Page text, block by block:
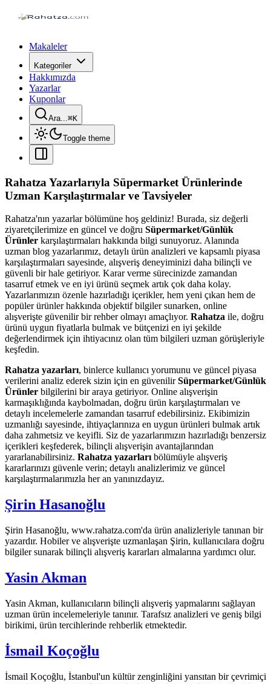
Makaleler
Kategoriler
Hakkımızda
Yazarlar
Kuponlar
Ara...⌘K
Toggle theme
Rahatza Yazarlarıyla Süpermarket Ürünlerinde
Uzman Karşılaştırmalar ve Tavsiyeler
Rahatza'nın yazarlar bölümüne hoş geldiniz! Burada, siz değerli
ziyaretçilerimize en güncel ve doğru Süpermarket/Günlük
Ürünler karşılaştırmaları hakkında bilgi sunuyoruz. Alanında
uzman blog yazarlarımız, detaylı ürün analizleri ve kapsamlı piyasa
karşılaştırmaları sayesinde, alışveriş deneyiminizi daha bilinçli ve
güvenli bir hale getiriyor. Karar verme sürecinizde zamandan
tasarruf etmek ve en iyi ürünü seçmek artık çok daha kolay.
Yazarlarımızın özenle hazırladığı içerikler, hem yeni çıkan hem de
popüler ürünler hakkında objektif bilgiler sunarken, online
alışverişte güvenilir bir rehber olmayı amaçlıyor. Rahatza ile, doğru
ürünü uygun fiyatlarla bulmak ve bütçenizi en iyi şekilde
değerlendirmek için ihtiyacınız olan tüm bilgileri uzman görüşleriyle
keşfedin.
Rahatza yazarları, binlerce kullanıcı yorumunu ve güncel piyasa
verilerini analiz ederek sizin için en güvenilirSüpermarket/Günlük
Ürünler bilgilerini bir araya getiriyor. Online alışverişin
karmaşıklığında kaybolmadan, doğru ürün karşılaştırmaları ve
detaylı incelemelerle zamandan tasarruf edebilirsiniz. Ekibimizin
uzmanlığı sayesinde, ihtiyaçlarınıza en uygun ürünleri bulmak artık
daha zahmetsiz ve keyifli. Siz de yazarlarımızın hazırladığı benzersiz
içerikleri keşfederek, bilinçli alışverişin avantajlarından
yararlanabilirsiniz. Rahatza yazarlarıbölümüyle alışveriş
kararlarınızı güvenle verin; detaylı analizlerimiz ve güncel
karşılaştırmalarımızla her an yanınızdayız.
Şirin Hasanoğlu
Şirin Hasanoğlu, www.rahatza.com'da ürün analizleriyle tanınan bir
yazardır. Hobiler ve alışverişte uzmanlaşan Şirin, kullanıcılara doğru
bilgiler sunarak bilinçli alışveriş kararları almalarına yardımcı olur.
Yasin Akman
Yasin Akman, kullanıcıların bilinçli alışveriş yapmalarını sağlayan
uzman ürün incelemeleriyle tanınır. Tarafsız analizleri ve geniş bilgi
birikimi, ürün tercihlerinde rehberlik etmektedir.
İsmail Koçoğlu
İsmail Koçoğlu, İstanbul'un kültür zenginliğini yansıtan bir çevrimiçi